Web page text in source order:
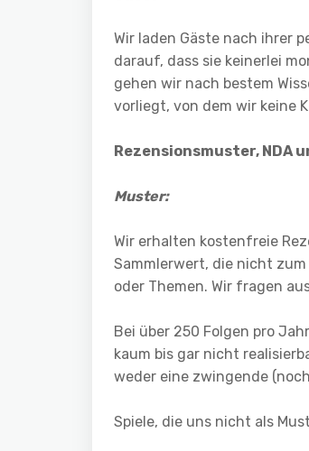
Wir laden Gäste nach ihrer
darauf, dass sie keinerlei
gehen wir nach bestem
vorliegt, von dem wir keine
Rezensionsmuster, NDA
Muster:
Wir erhalten kostenfreie
Sammlerwert, die nicht
oder Themen. Wir fragen
Bei über 250 Folgen pro
kaum bis gar nicht
weder eine zwingende
Spiele, die uns nicht als